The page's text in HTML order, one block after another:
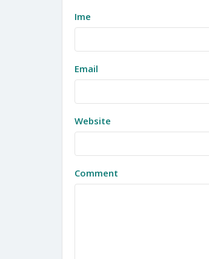
Ime
Email
Website
Comment